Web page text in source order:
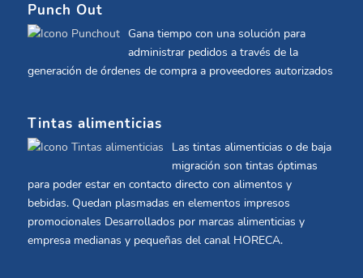
Punch Out
Gana tiempo con una solución para
administrar pedidos a través de la
generación de órdenes de compra a proveedores autorizados
Tintas alimenticias
Las tintas alimenticias o de baja
migración son tintas óptimas
para poder estar en contacto directo con alimentos y
bebidas. Quedan plasmadas en elementos impresos
promocionales Desarrollados por marcas alimenticias y
empresa medianas y pequeñas del canal HORECA.